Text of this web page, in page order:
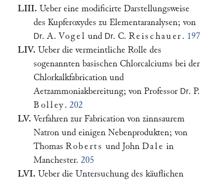
LIII. Ueber eine modificirte Darstellungsweise
des Kupferoxydes zu Elementaranalysen; von
Dr. A. Vogel und Dr. C.Reischauer. 197
LIV. Ueber die vermeintliche Rolle des
sogenannten basischen Chlorcalciums bei der
Chlorkalkfabrication und
Aetzammoniakbereitung; von Professor Dr. P.
Bolley. 202
LV. Verfahren zur Fabrication von zinnsaurem
Natron und einigen Nebenprodukten; von
Thomas Roberts und John Dale in
Manchester. 205
LVI. Ueber die Untersuchung des käuflichen